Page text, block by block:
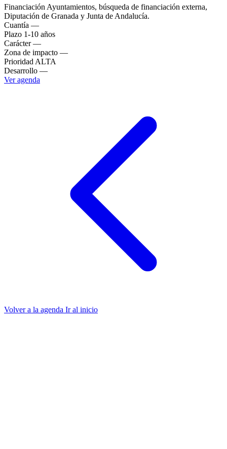
Financiación Ayuntamientos, búsqueda de financiación externa,
Diputación de Granada y Junta de Andalucía.
Cuantía —
Plazo 1-10 años
Carácter —
Zona de impacto —
Prioridad ALTA
Desarrollo —
Ver agenda
Volver a la agenda Ir al inicio